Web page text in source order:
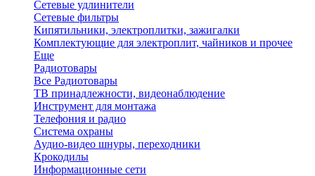
Сетевые удлинители
Сетевые фильтры
Кипятильники, электроплитки, зажигалки
Комплектующие для электроплит, чайников и прочее
Еще
Радиотовары
Все Радиотовары
ТВ принадлежности, видеонаблюдение
Инструмент для монтажа
Телефония и радио
Система охраны
Аудио-видео шнуры, переходники
Крокодилы
Информационные сети